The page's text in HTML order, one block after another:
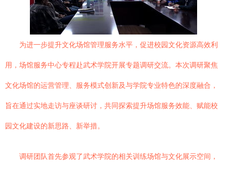
为进一步提升文化场馆管理服务水平，促进校园文化资源高效利
用，场馆服务中心专程赴武术学院开展专题调研交流。本次调研聚焦
文化场馆的运营管理、服务模式创新及与学院专业特色的深度融合，
旨在通过实地走访与座谈研讨，共同探索提升场馆服务效能、赋能校
园文化建设的新思路、新举措。
调研团队首先参观了武术学院的相关训练场馆与文化展示空间，